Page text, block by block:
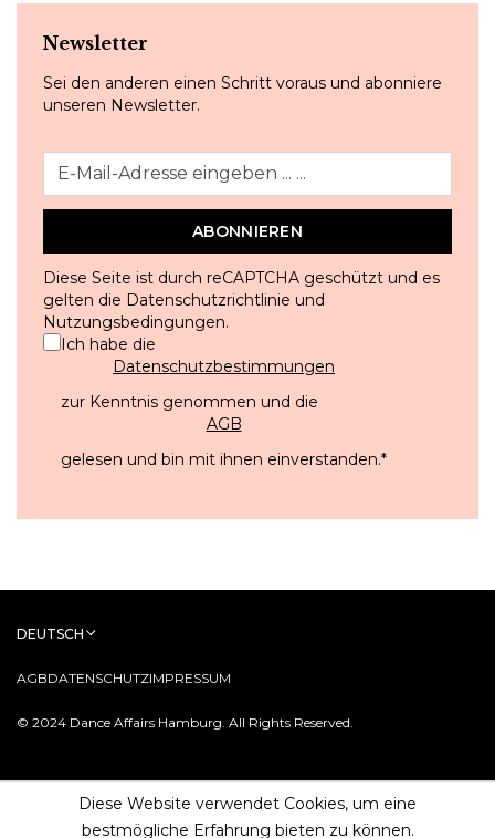
Newsletter
Sei den anderen einen Schritt voraus und abonniere
unseren Newsletter.
ABONNIEREN
Diese Seite ist durch reCAPTCHA geschützt und es
gelten die Datenschutzrichtlinie und
Nutzungsbedingungen.
Ich habe die
Datenschutzbestimmungen
zur Kenntnis genommen und die
AGB
gelesen und bin mit ihnen einverstanden.*
© 2024 Dance Affairs Hamburg. All Rights Reserved.
AGBDATENSCHUTZIMPRESSUM
DEUTSCH
Diese Website verwendet Cookies, um eine
bestmögliche Erfahrung bieten zu können.